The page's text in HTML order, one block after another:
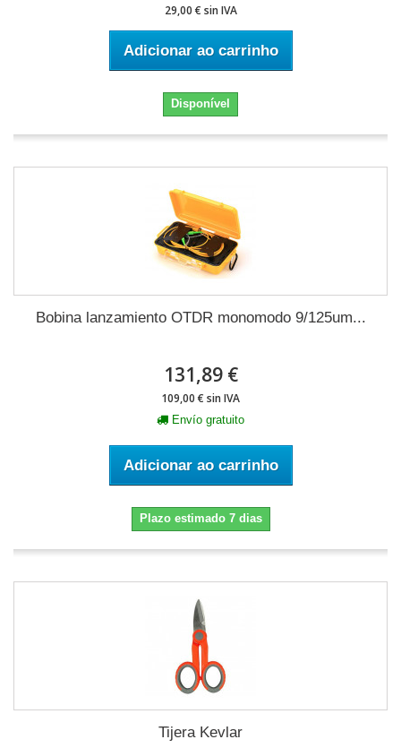
29,00 € sin IVA
Adicionar ao carrinho
Disponível
Bobina lanzamiento OTDR monomodo 9/125um...
131,89 €
109,00 € sin IVA
Envío gratuito
Adicionar ao carrinho
Plazo estimado 7 dias
Tijera Kevlar